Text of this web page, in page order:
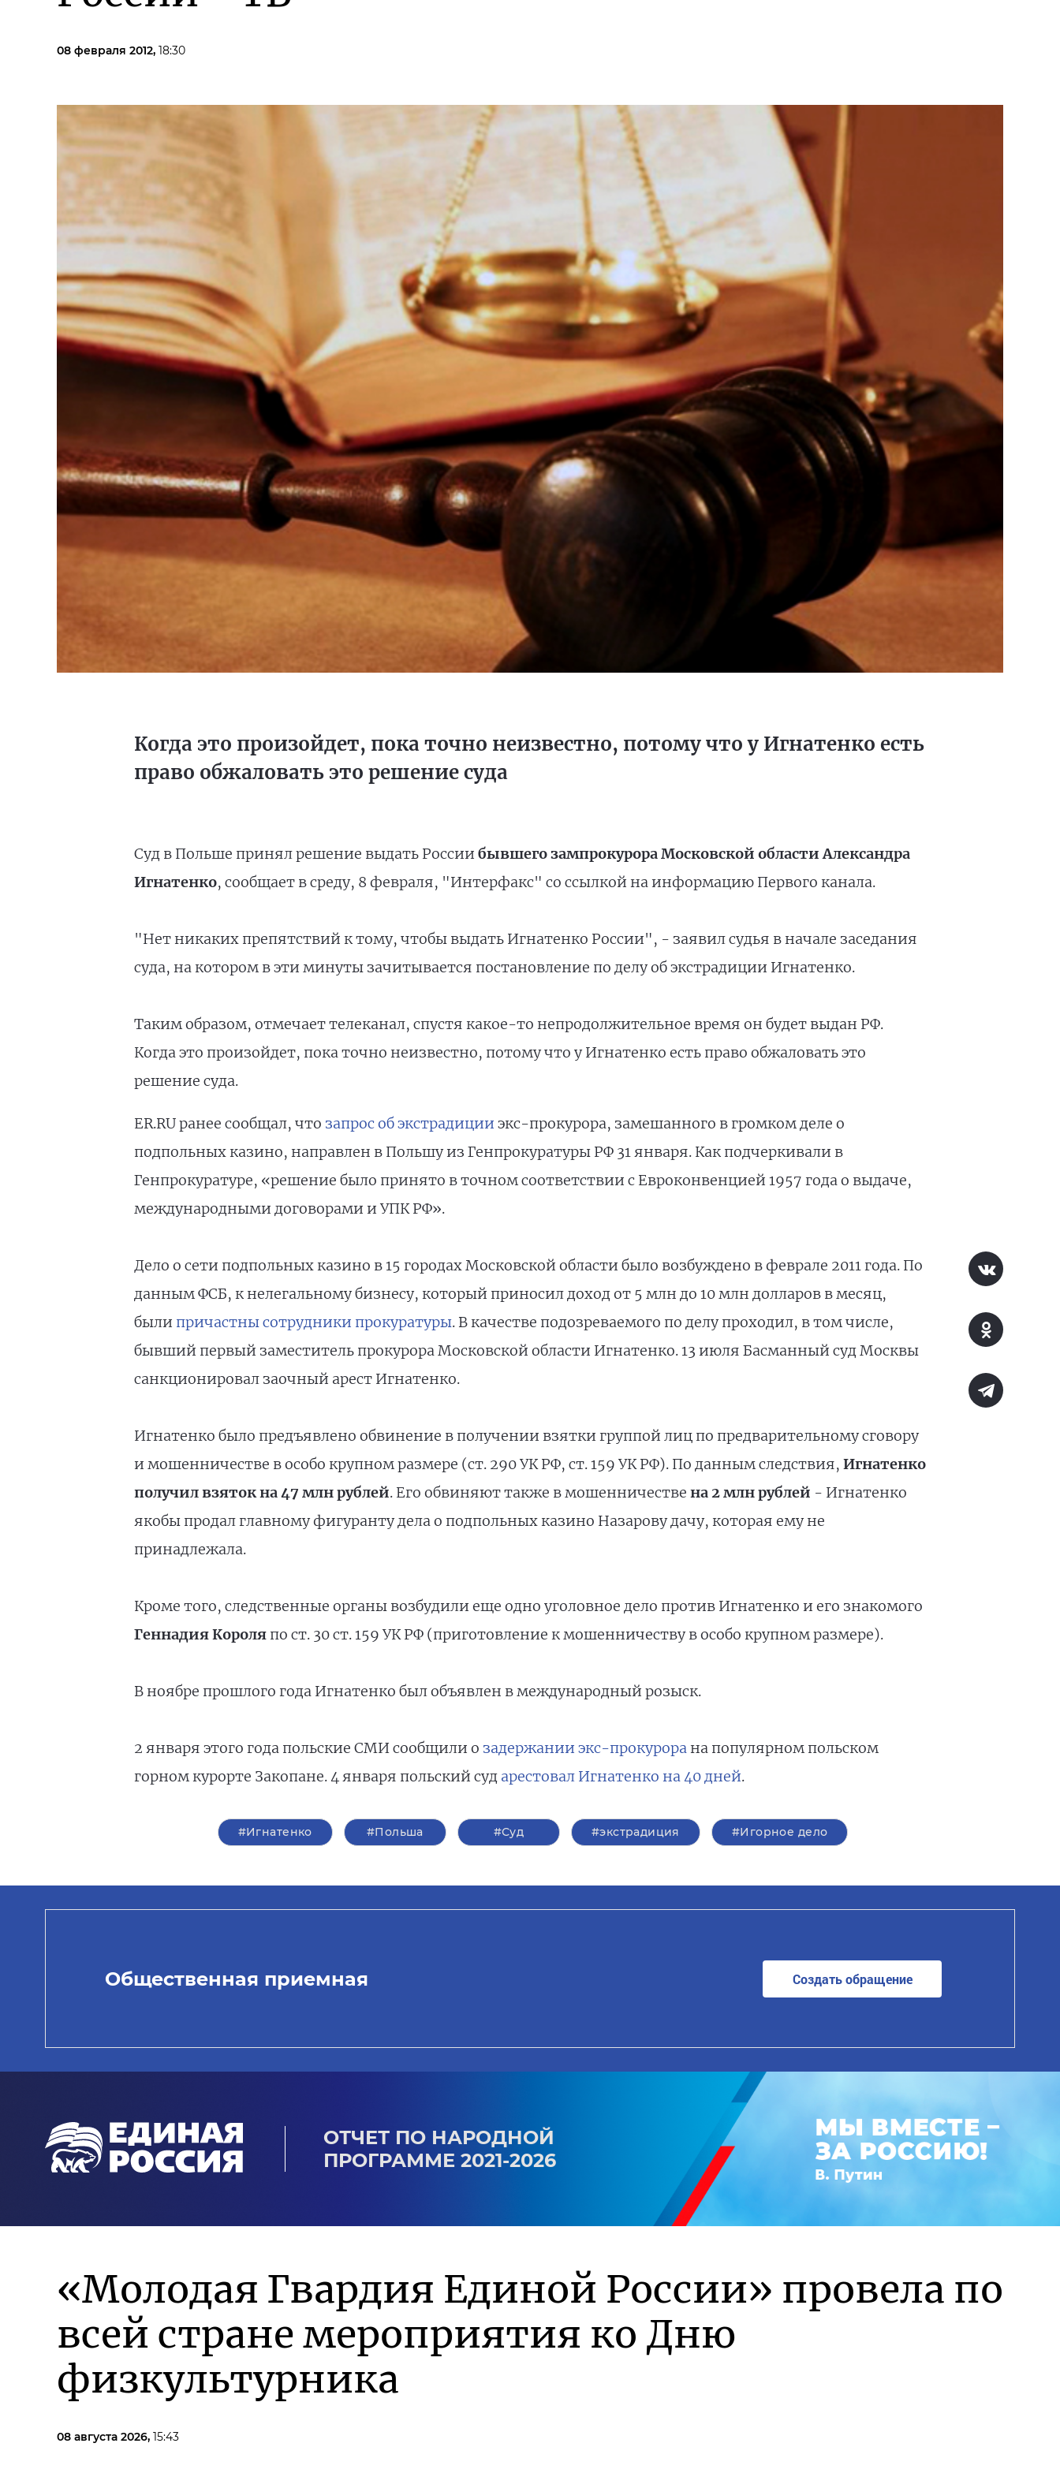
08 февраля 2012, 18:30
Когда это произойдет, пока точно неизвестно, потому что у Игнатенко есть
право обжаловать это решение суда
Суд в Польше принял решение выдать России бывшего зампрокурора Московской области Александра
Игнатенко, сообщает в среду, 8 февраля, "Интерфакс" со ссылкой на информацию Первого канала.
"Нет никаких препятствий к тому, чтобы выдать Игнатенко России", - заявил судья в начале заседания
суда, на котором в эти минуты зачитывается постановление по делу об экстрадиции Игнатенко.
Таким образом, отмечает телеканал, спустя какое-то непродолжительное время он будет выдан РФ.
Когда это произойдет, пока точно неизвестно, потому что у Игнатенко есть право обжаловать это
решение суда.
ER.RU ранее сообщал, что запрос об экстрадиции экс-прокурора, замешанного в громком деле о
подпольных казино, направлен в Польшу из Генпрокуратуры РФ 31 января. Как подчеркивали в
Генпрокуратуре, «решение было принято в точном соответствии с Евроконвенцией 1957 года о выдаче,
международными договорами и УПК РФ».
Дело о сети подпольных казино в 15 городах Московской области было возбуждено в феврале 2011 года. По
данным ФСБ, к нелегальному бизнесу, который приносил доход от 5 млн до 10 млн долларов в месяц,
были причастны сотрудники прокуратуры. В качестве подозреваемого по делу проходил, в том числе,
бывший первый заместитель прокурора Московской области Игнатенко. 13 июля Басманный суд Москвы
санкционировал заочный арест Игнатенко.
Игнатенко было предъявлено обвинение в получении взятки группой лиц по предварительному сговору
и мошенничестве в особо крупном размере (ст. 290 УК РФ, ст. 159 УК РФ). По данным следствия, Игнатенко
получил взяток на 47 млн рублей. Его обвиняют также в мошенничестве на 2 млн рублей - Игнатенко
якобы продал главному фигуранту дела о подпольных казино Назарову дачу, которая ему не
принадлежала.
Кроме того, следственные органы возбудили еще одно уголовное дело против Игнатенко и его знакомого
Геннадия Короляпо ст. 30 ст. 159 УК РФ (приготовление к мошенничеству в особо крупном размере).
В ноябре прошлого года Игнатенко был объявлен в международный розыск.
2 января этого года польские СМИ сообщили о задержании экс-прокурорана популярном польском
горном курорте Закопане. 4 января польский суд арестовал Игнатенко на 40 дней.
#Игнатенко #Польша #Суд #экстрадиция #Игорное дело
Общественная приемная Создать обращение
ОТЧЕТ ПО НАРОДНОЙ
ПРОГРАММЕ 2021-2026
«Молодая Гвардия Единой России» провела по
всей стране мероприятия ко Дню
физкультурника
08 августа 2026, 15:43